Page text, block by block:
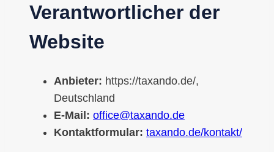
Verantwortlicher der
Website
Anbieter: https://taxando.de/,
Deutschland
E-Mail: office@taxando.de
Kontaktformular: taxando.de/kontakt/